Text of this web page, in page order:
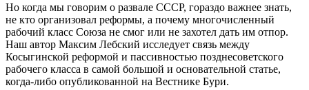
Но когда мы говорим о развале СССР, гораздо важнее знать,
не кто организовал реформы, а почему многочисленный
рабочий класс Союза не смог или не захотел дать им отпор.
Наш автор Максим Лебский исследует связь между
Косыгинской реформой и пассивностью позднесоветского
рабочего класса в самой большой и основательной статье,
когда-либо опубликованной на Вестнике Бури.